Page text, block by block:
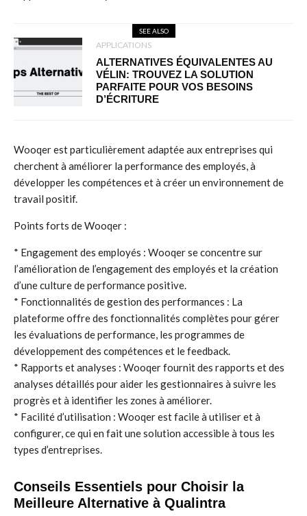
SEE ALSO
APPLICATIONS
ALTERNATIVES ÉQUIVALENTES AU
VÉLIN: TROUVEZ LA SOLUTION
PARFAITE POUR VOS BESOINS
D’ÉCRITURE
Wooqer est particulièrement adaptée aux entreprises qui
cherchent à améliorer la performance des employés, à
développer les compétences et à créer un environnement de
travail positif.
Points forts de Wooqer :
* Engagement des employés : Wooqer se concentre sur
l’amélioration de l’engagement des employés et la création
d’une culture de performance positive.
* Fonctionnalités de gestion des performances : La
plateforme offre des fonctionnalités complètes pour gérer
les évaluations de performance, les programmes de
développement des compétences et le feedback.
* Rapports et analyses : Wooqer fournit des rapports et des
analyses détaillés pour aider les gestionnaires à suivre les
progrès et à identifier les zones à améliorer.
* Facilité d’utilisation : Wooqer est facile à utiliser et à
configurer, ce qui en fait une solution accessible à tous les
types d’entreprises.
Conseils Essentiels pour Choisir la
Meilleure Alternative à Qualintra